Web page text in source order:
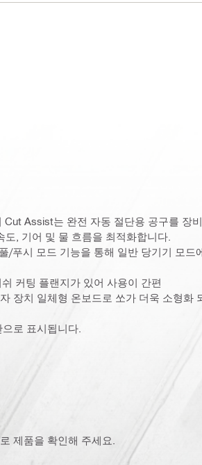
Assist는 완전 자동 절단용 공구를 장
, 기어 및 물 흐름을 최적화합니다.
/푸시 모드 기능을 통해 일반 당기기 모드
커팅 플랜지가 있어 사용이 간편
장치 일체형 온보드로 쏘가 더욱 소형화
로 표시됩니다.
제품을 확인해 주세요.